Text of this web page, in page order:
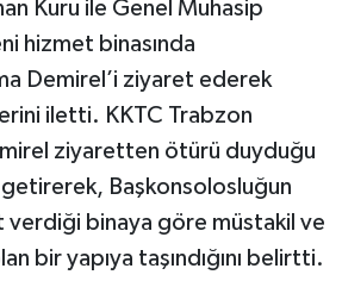
Kuru ile Genel Muhasip
hizmet binasında
Demirel’i ziyaret ederek
iletti. KKTC Trabzon
ziyaretten ötürü duyduğu
Başkonsolosluğun
verdiği binaya göre müstakil ve
bir yapıya taşındığını belirtti.